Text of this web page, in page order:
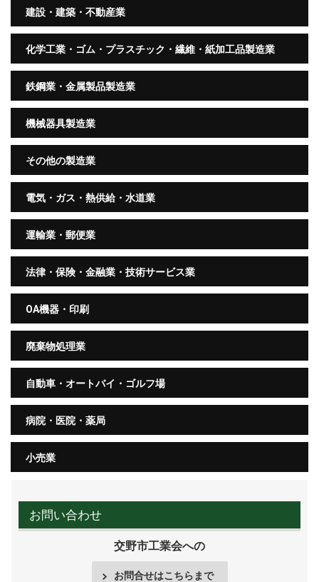
建設・建築・不動産業
化学工業・ゴム・プラスチック・繊維・紙加工品製造業
鉄鋼業・金属製品製造業
機械器具製造業
その他の製造業
電気・ガス・熱供給・水道業
運輸業・郵便業
法律・保険・金融業・技術サービス業
OA機器・印刷
廃棄物処理業
自動車・オートバイ・ゴルフ場
病院・医院・薬局
小売業
お問い合わせ
交野市工業会への
お問合せはこちらまで